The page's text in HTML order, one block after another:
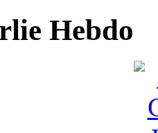
Hebdo